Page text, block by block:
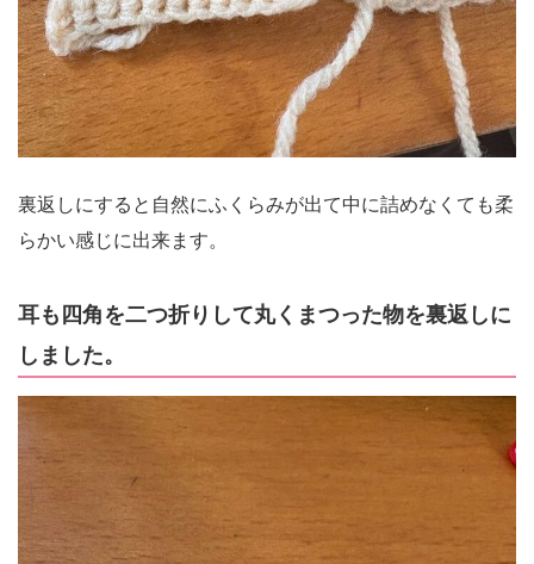
裏返しにすると自然にふくらみが出て中に詰めなくても柔
らかい感じに出来ます。
耳も四角を二つ折りして丸くまつった物を裏返しに
しました。